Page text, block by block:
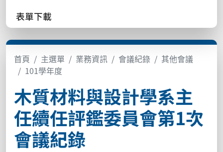
表單下載
首頁 主選單 業務資訊 會議紀錄
其他會議
101學年度
木質材料與設計學系主
任續任評鑑委員會第1次
會議紀錄